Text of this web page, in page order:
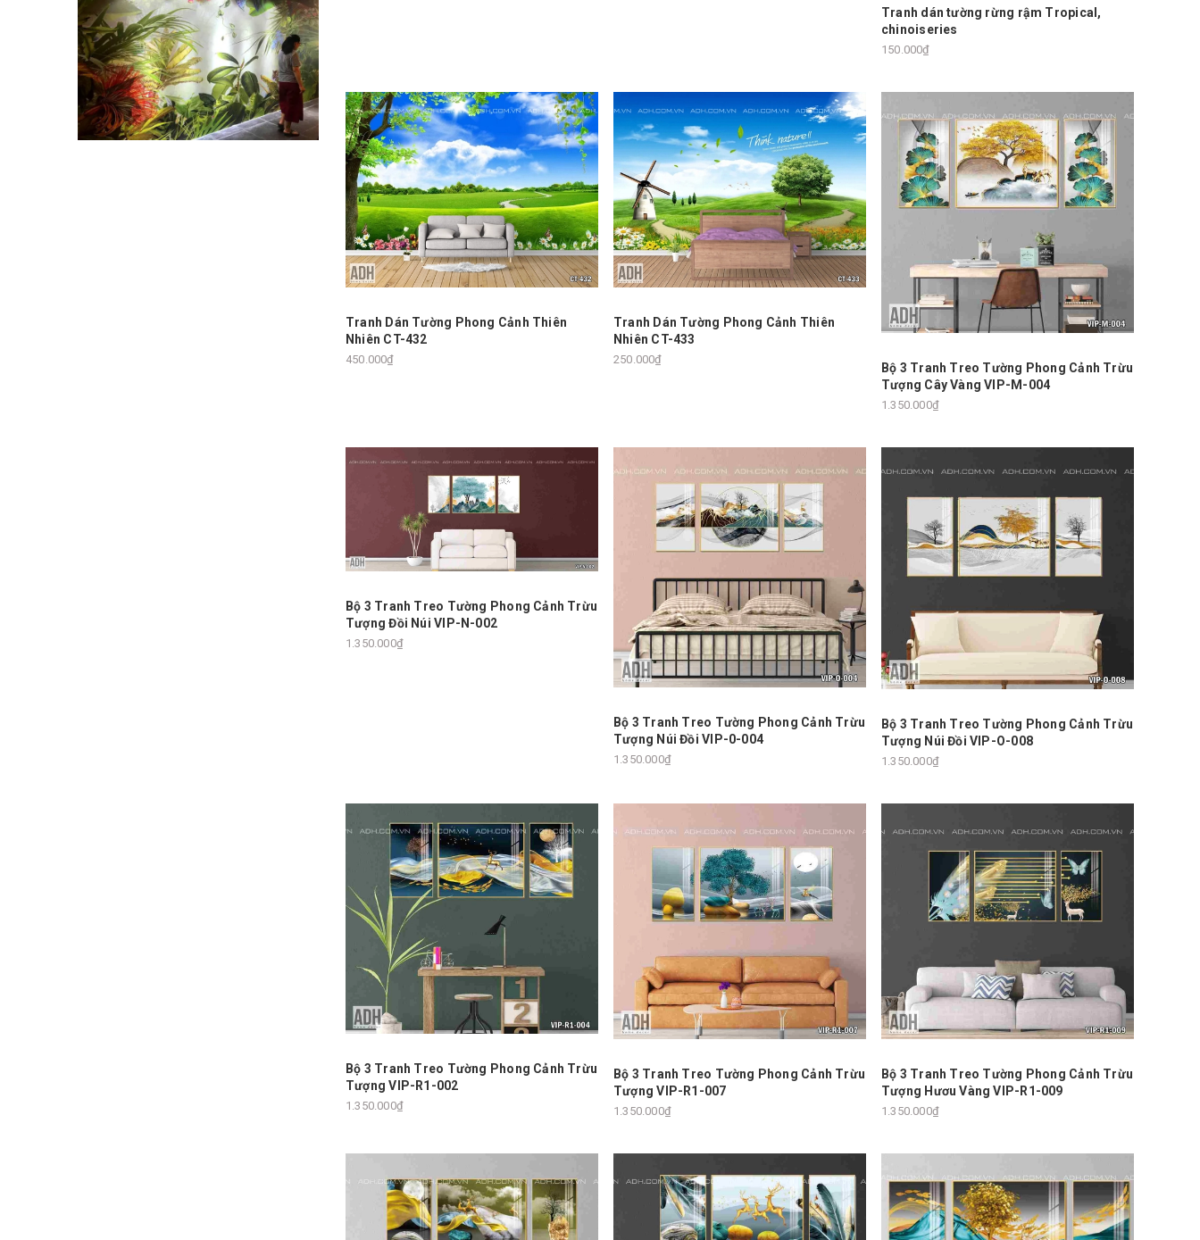
Tranh dán tường rừng rậm Tropical,
chinoiseries
150.000₫
Tranh Dán Tường Phong Cảnh Thiên
Nhiên CT-432
450.000₫
Tranh Dán Tường Phong Cảnh Thiên
Nhiên CT-433
250.000₫
Bộ 3 Tranh Treo Tường Phong Cảnh Trừu
Tượng Cây Vàng VIP-M-004
1.350.000₫
Bộ 3 Tranh Treo Tường Phong Cảnh Trừu
Tượng Đồi Núi VIP-N-002
1.350.000₫
Bộ 3 Tranh Treo Tường Phong Cảnh Trừu
Tượng Núi Đồi VIP-0-004
1.350.000₫
Bộ 3 Tranh Treo Tường Phong Cảnh Trừu
Tượng Núi Đồi VIP-O-008
1.350.000₫
Bộ 3 Tranh Treo Tường Phong Cảnh Trừu
Tượng VIP-R1-002
1.350.000₫
Bộ 3 Tranh Treo Tường Phong Cảnh Trừu
Tượng VIP-R1-007
1.350.000₫
Bộ 3 Tranh Treo Tường Phong Cảnh Trừu
Tượng Hươu Vàng VIP-R1-009
1.350.000₫